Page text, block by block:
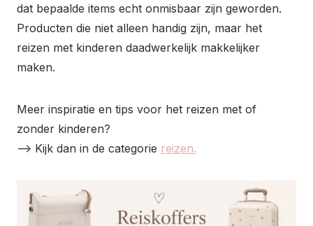
dat bepaalde items echt onmisbaar zijn geworden.
Producten die niet alleen handig zijn, maar het
reizen met kinderen daadwerkelijk makkelijker
maken.
Meer inspiratie en tips voor het reizen met of
zonder kinderen?
–> Kijk dan in de categorie reizen.